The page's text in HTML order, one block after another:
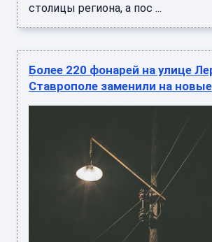
столицы региона, а пос ...
Более 220 фонарей на улице
Ставрополе заменили на новые